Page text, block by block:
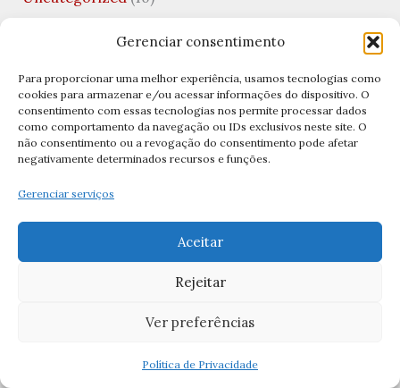
Gerenciar consentimento
Para proporcionar uma melhor experiência, usamos tecnologias como
cookies para armazenar e/ou acessar informações do dispositivo. O
consentimento com essas tecnologias nos permite processar dados
como comportamento da navegação ou IDs exclusivos neste site. O
não consentimento ou a revogação do consentimento pode afetar
negativamente determinados recursos e funções.
Gerenciar serviços
Aceitar
Rejeitar
Ver preferências
Política de Privacidade
Vida Financeira(1)
Virgem Santíssima(1)
Visitação de Nossa Senhora(1)
abril 2026